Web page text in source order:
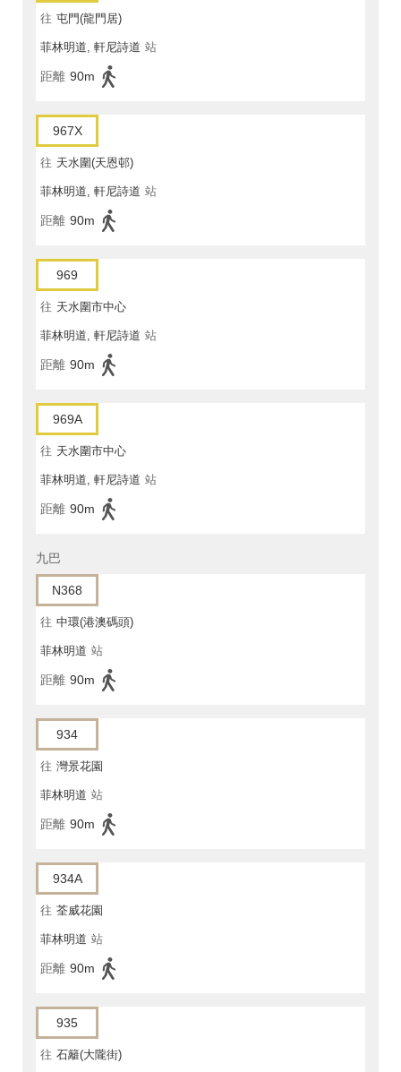
往 屯門(龍門居)
菲林明道, 軒尼詩道 站
距離 90m
967X
往 天水圍(天恩邨)
菲林明道, 軒尼詩道 站
距離 90m
969
往 天水圍市中心
菲林明道, 軒尼詩道 站
距離 90m
969A
往 天水圍市中心
菲林明道, 軒尼詩道 站
距離 90m
九巴
N368
往 中環(港澳碼頭)
菲林明道 站
距離 90m
934
往 灣景花園
菲林明道 站
距離 90m
934A
往 荃威花園
菲林明道 站
距離 90m
935
往 石籬(大隴街)